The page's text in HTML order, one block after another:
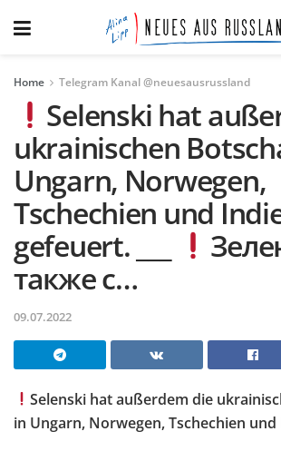
Home Telegram Kanal @neuesausrussland
Selenski hat
ukrainischen
Ungarn, Norwegen,
Tschechien und
gefeuert. ___
также с…
09.07.2022
Selenski hat außerdem die
in Ungarn, Norwegen, Tschechien